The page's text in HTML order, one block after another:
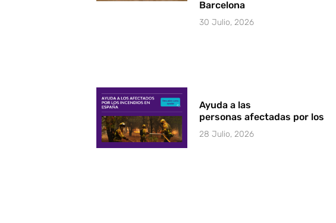
Barcelona
30 Julio, 2026
Ayuda a las
personas afectadas por los
28 Julio, 2026